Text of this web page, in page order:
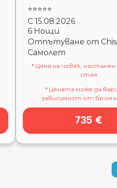
⭐⭐⭐⭐⭐
С 15.08.2026
6 Нощи
Отпътуване от
Самолет
* Цена на човек, настанен
стая
* Цената може да
зависимост от броя
735 €